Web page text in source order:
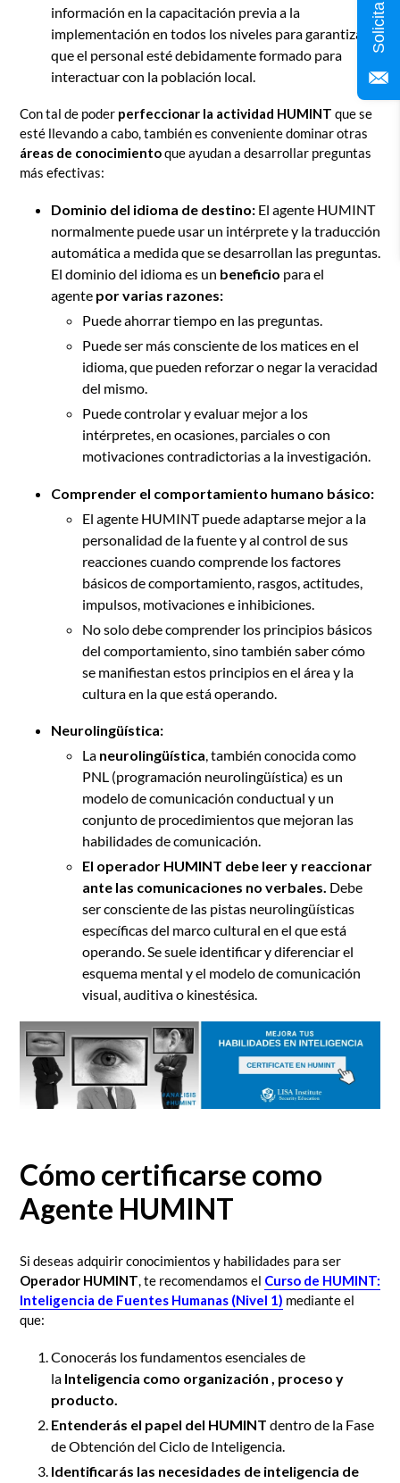
información en la capacitación previa a la
implementación en todos los niveles para garantizar
que el personal esté debidamente formado para
interactuar con la población local.
Con tal de poder perfeccionar la actividad HUMINT que se
esté llevando a cabo, también es conveniente dominar otras
áreas de conocimientoque ayudan a desarrollar preguntas
más efectivas:
Dominio del idioma de destino: El agente HUMINT
normalmente puede usar un intérprete y la traducción
automática a medida que se desarrollan las preguntas.
El dominio del idioma es un beneficio para el
agente por varias razones:
Puede ahorrar tiempo en las preguntas.
Puede ser más consciente de los matices en el
idioma, que pueden reforzar o negar la veracidad
del mismo.
Puede controlar y evaluar mejor a los
intérpretes, en ocasiones, parciales o con
motivaciones contradictorias a la investigación.
Comprender el comportamiento humano básico:
El agente HUMINT puede adaptarse mejor a la
personalidad de la fuente y al control de sus
reacciones cuando comprende los factores
básicos de comportamiento, rasgos, actitudes,
impulsos, motivaciones e inhibiciones.
No solo debe comprender los principios básicos
del comportamiento, sino también saber cómo
se manifiestan estos principios en el área y la
cultura en la que está operando.
Neurolingüística:
La neurolingüística, también conocida como
PNL (programación neurolingüística) es un
modelo de comunicación conductual y un
conjunto de procedimientos que mejoran las
habilidades de comunicación.
El operador HUMINT debe leer y reaccionar
ante las comunicaciones no verbales. Debe
ser consciente de las pistas neurolingüísticas
específicas del marco cultural en el que está
operando. Se suele identificar y diferenciar el
esquema mental y el modelo de comunicación
visual, auditiva o kinestésica.
Cómo certificarse como
Agente HUMINT
Si deseas adquirir conocimientos y habilidades para ser
Operador HUMINT, te recomendamos el Curso de HUMINT:
Inteligencia de Fuentes Humanas (Nivel 1) mediante el
que:
Conocerás los fundamentos esenciales de
la Inteligencia como organización , proceso y
producto.
Entenderás el papel del HUMINT dentro de la Fase
de Obtención del Ciclo de Inteligencia.
Identificarás las necesidades de inteligencia de